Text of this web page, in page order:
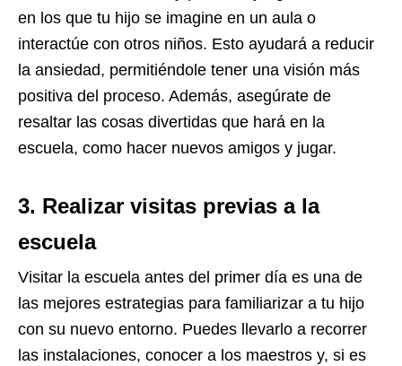
en los que tu hijo se imagine en un aula o
interactúe con otros niños. Esto ayudará a reducir
la ansiedad, permitiéndole tener una visión más
positiva del proceso. Además, asegúrate de
resaltar las cosas divertidas que hará en la
escuela, como hacer nuevos amigos y jugar.
3. Realizar visitas previas a la
escuela
Visitar la escuela antes del primer día es una de
las mejores estrategias para familiarizar a tu hijo
con su nuevo entorno. Puedes llevarlo a recorrer
las instalaciones, conocer a los maestros y, si es